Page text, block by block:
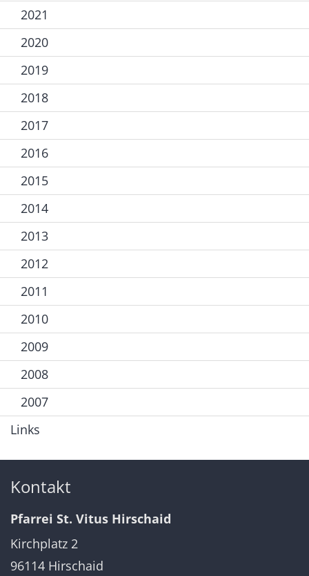
2021
2020
2019
2018
2017
2016
2015
2014
2013
2012
2011
2010
2009
2008
2007
Links
Kontakt
Pfarrei St. Vitus Hirschaid
Kirchplatz 2
96114 Hirschaid